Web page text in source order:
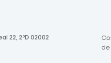
22, 2ºD 02002